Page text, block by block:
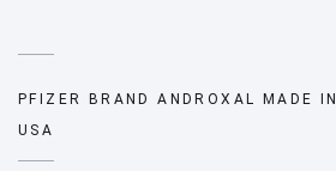
PFIZER BRAND ANDROXAL MADE IN
USA